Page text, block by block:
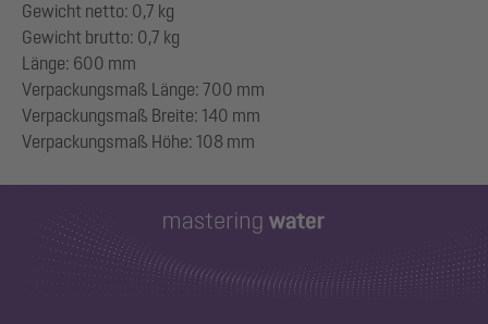
Gewicht netto: 0,7 kg
Gewicht brutto: 0,7 kg
Länge: 600 mm
Verpackungsmaß Länge: 700 mm
Verpackungsmaß Breite: 140 mm